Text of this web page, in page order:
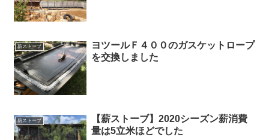
薪ストーブ
ヨツールＦ４００のガスケットロープ
を交換しました
薪ストーブ
【薪ストーブ】2020シーズン薪消費
量は5立米ほどでした